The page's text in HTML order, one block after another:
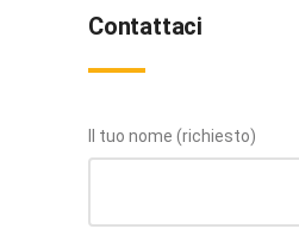
Contattaci
Il tuo nome (richiesto)